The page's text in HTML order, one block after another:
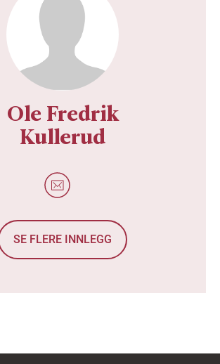
Ole Fredrik
Kullerud
SE FLERE INNLEGG